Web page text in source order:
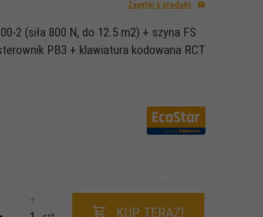
Zapytaj o produkt
2 (siła 800 N, do 12.5 m2) + szyna FS
PB3 + klawiatura kodowana RCT
KUP TERAZ!